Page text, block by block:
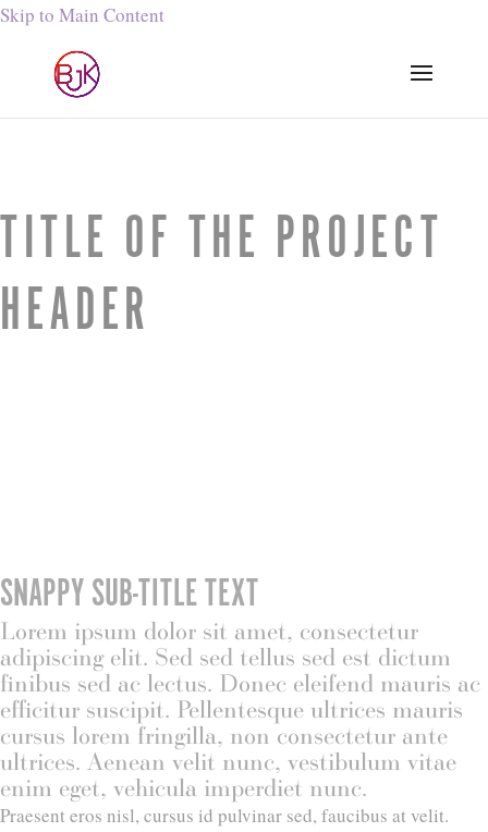
Skip to Main Content
TITLE OF THE PROJECT
HEADER
SNAPPY SUB-TITLE TEXT
Lorem ipsum dolor sit amet, consectetur
adipiscing elit. Sed sed tellus sed est dictum
finibus sed ac lectus. Donec eleifend mauris ac
efficitur suscipit. Pellentesque ultrices mauris
cursus lorem fringilla, non consectetur ante
ultrices. Aenean velit nunc, vestibulum vitae
enim eget, vehicula imperdiet nunc.
Praesent eros nisl, cursus id pulvinar sed, faucibus at velit.